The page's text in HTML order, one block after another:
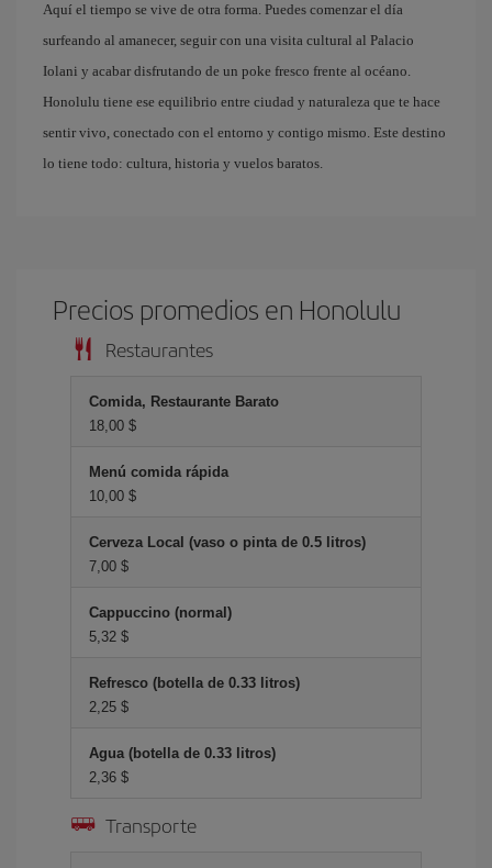
Aquí el tiempo se vive de otra forma. Puedes comenzar el día
surfeando al amanecer, seguir con una visita cultural al Palacio
Iolani y acabar disfrutando de un poke fresco frente al océano.
Honolulu tiene ese equilibrio entre ciudad y naturaleza que te hace
sentir vivo, conectado con el entorno y contigo mismo. Este destino
lo tiene todo: cultura, historia y vuelos baratos.
Precios promedios en Honolulu
Restaurantes
Comida, Restaurante Barato
18,00 $
Menú comida rápida
10,00 $
Cerveza Local (vaso o pinta de 0.5 litros)
7,00 $
Cappuccino (normal)
5,32 $
Refresco (botella de 0.33 litros)
2,25 $
Agua (botella de 0.33 litros)
2,36 $
Transporte